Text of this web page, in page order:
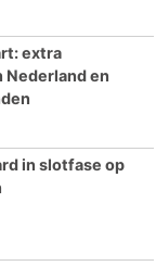
extra
en
in slotfase op